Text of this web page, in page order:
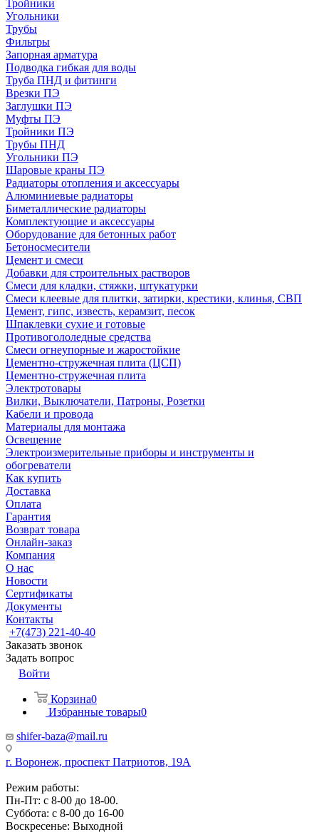
Тройники
Угольники
Трубы
Фильтры
Запорная арматура
Подводка гибкая для воды
Труба ПНД и фитинги
Врезки ПЭ
Заглушки ПЭ
Муфты ПЭ
Тройники ПЭ
Трубы ПНД
Угольники ПЭ
Шаровые краны ПЭ
Радиаторы отопления и аксессуары
Алюминиевые радиаторы
Биметаллические радиаторы
Комплектующие и аксессуары
Оборудование для бетонных работ
Бетоносмесители
Цемент и смеси
Добавки для строительных растворов
Смеси для кладки, стяжки, штукатурки
Смеси клеевые для плитки, затирки, крестики, клинья, СВП
Цемент, гипс, известь, керамзит, песок
Шпаклевки сухие и готовые
Противогололедные средства
Смеси огнеупорные и жаростойкие
Цементно-стружечная плита (ЦСП)
Цементно-стружечная плита
Электротовары
Вилки, Выключатели, Патроны, Розетки
Кабели и провода
Материалы для монтажа
Освещение
Электроизмерительные приборы и инструменты и
обогреватели
Как купить
Доставка
Оплата
Гарантия
Возврат товара
Онлайн-заказ
Компания
О нас
Новости
Сертификаты
Документы
Контакты
+7(473) 221-40-40
Заказать звонок
Задать вопрос
Войти
Корзина0
Избранные товары0
shifer-baza@mail.ru
г. Воронеж, проспект Патриотов, 19А
Режим работы:
Пн-Пт: с 8-00 до 18-00.
Суббота: с 8-00 до 16-00
Воскресенье: Выходной